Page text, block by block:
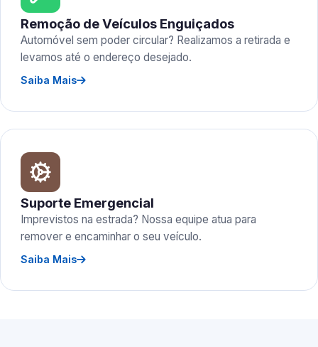
Remoção de Veículos Enguiçados
Automóvel sem poder circular? Realizamos a retirada e
levamos até o endereço desejado.
Saiba Mais
Suporte Emergencial
Imprevistos na estrada? Nossa equipe atua para
remover e encaminhar o seu veículo.
Saiba Mais